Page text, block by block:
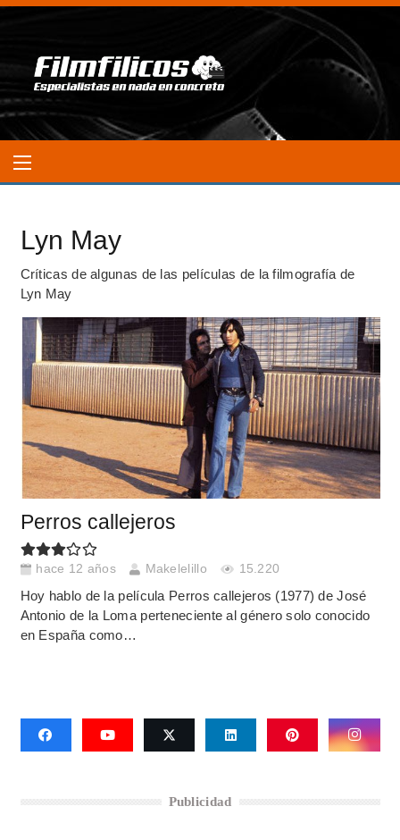
Lyn May
Críticas de algunas de las películas de la filmografía de
Lyn May
Perros callejeros
hace 12 años Makelelillo 15.220
Hoy hablo de la película Perros callejeros (1977) de José
Antonio de la Loma perteneciente al género solo conocido
en España como…
Publicidad